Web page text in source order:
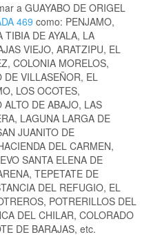
a GUAYABO DE ORIGEL
469 como: PENJAMO,
TIBIA DE AYALA, LA
VIEJO, ARATZIPU, EL
COLONIA MORELOS,
DE VILLASEÑOR, EL
LOS OCOTES,
ALTO DE ABAJO, LAS
LAGUNA LARGA DE
JUANITO DE
DEL CARMEN,
SANTA ELENA DE
TEPETATE DE
DEL REFUGIO, EL
POTRERILLOS DEL
DEL CHILAR, COLORADO
DE BARAJAS, etc.